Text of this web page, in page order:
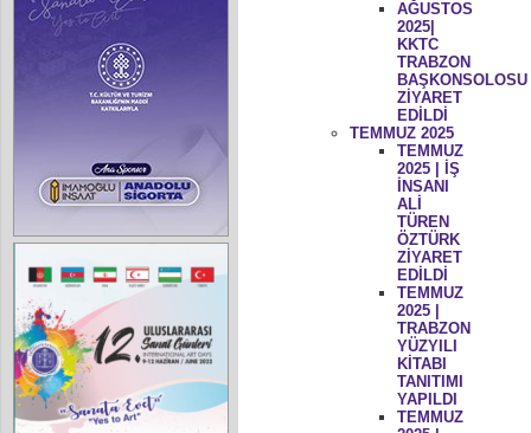
AĞUSTOS
2025|
KKTC
TRABZON
BAŞKONSOLOSU
ZİYARET
EDİLDİ
TEMMUZ 2025
TEMMUZ
2025 | İŞ
İNSANI
ALİ
TÜREN
ÖZTÜRK
ZİYARET
EDİLDİ
TEMMUZ
2025 |
TRABZON
YÜZYILI
KİTABI
TANITIMI
YAPILDI
TEMMUZ